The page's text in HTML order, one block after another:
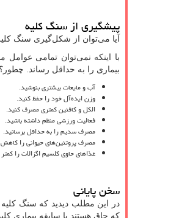
پیشگیری از سنگ کلیه
آیا می‌توان از شکل‌گیری سنگ
با اینکه نمی‌توان تمامی
بیماری را به حداقل رساند.
آب و مایعات بیشتری بنوشید.
وزن ایده‌آل خود را حفظ کنید.
الکل و کافئین کمتری مصرف کنید.
فعالیت ورزشی منظم داشته باشید.
مصرف سدیم را به حداقل برسانید.
مصرف پروتئین‌های حیوانی را
غذاهای حاوی کلسیم اگزالات را
سخن پایانی
در این مطلب دیدید که سنگ کلیه
که چاق هستند یا سابقه بیماری